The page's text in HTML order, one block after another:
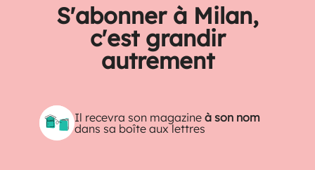
S'abonner à Milan,
c'est grandir
autrement
Il recevra son magazineà son nom
dans sa boîte aux lettres